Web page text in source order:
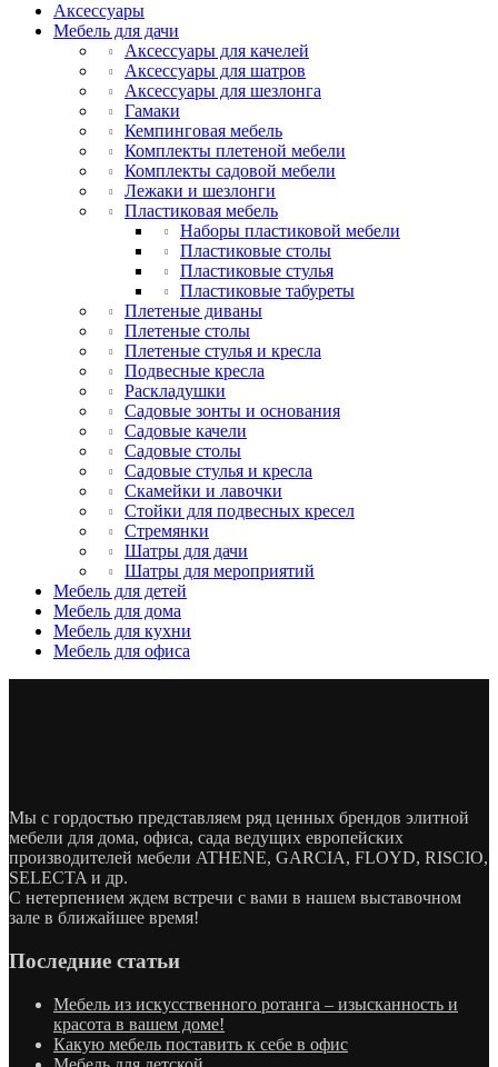
Аксессуары
Мебель для дачи
Аксессуары для качелей
Аксессуары для шатров
Аксессуары для шезлонга
Гамаки
Кемпинговая мебель
Комплекты плетеной мебели
Комплекты садовой мебели
Лежаки и шезлонги
Пластиковая мебель
Наборы пластиковой мебели
Пластиковые столы
Пластиковые стулья
Пластиковые табуреты
Плетеные диваны
Плетеные столы
Плетеные стулья и кресла
Подвесные кресла
Раскладушки
Садовые зонты и основания
Садовые качели
Садовые столы
Садовые стулья и кресла
Скамейки и лавочки
Стойки для подвесных кресел
Стремянки
Шатры для дачи
Шатры для мероприятий
Мебель для детей
Мебель для дома
Мебель для кухни
Мебель для офиса
Мы с гордостью представляем ряд ценных брендов элитной
мебели для дома, офиса, сада ведущих европейских
производителей мебели ATHENE, GARCIA, FLOYD, RISCIO,
SELECTA и др.
С нетерпением ждем встречи с вами в нашем выставочном
зале в ближайшее время!
Последние статьи
Мебель из искусственного ротанга – изысканность и
красота в вашем доме!
Какую мебель поставить к себе в офис